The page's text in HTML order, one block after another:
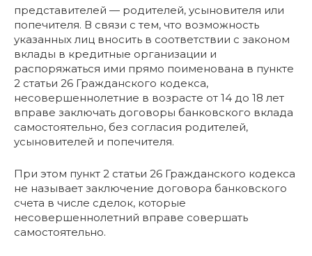
представителей — родителей, усыновителя или
попечителя. В связи с тем, что возможность
указанных лиц вносить в соответствии с законом
вклады в кредитные организации и
распоряжаться ими прямо поименована в пункте
2 статьи 26 Гражданского кодекса,
несовершеннолетние в возрасте от 14 до 18 лет
вправе заключать договоры банковского вклада
самостоятельно, без согласия родителей,
усыновителей и попечителя.
При этом пункт 2 статьи 26 Гражданского кодекса
не называет заключение договора банковского
счета в числе сделок, которые
несовершеннолетний вправе совершать
самостоятельно.